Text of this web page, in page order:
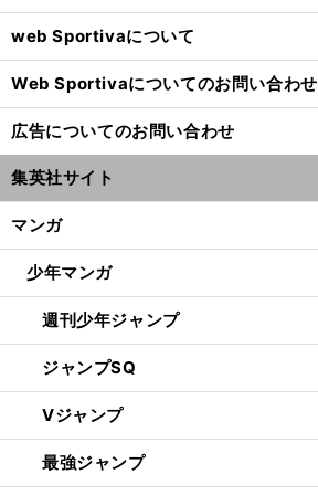
web Sportivaについて
Web Sportivaについてのお問い合わせ
広告についてのお問い合わせ
集英社サイト
マンガ
少年マンガ
週刊少年ジャンプ
ジャンプSQ
Vジャンプ
最強ジャンプ